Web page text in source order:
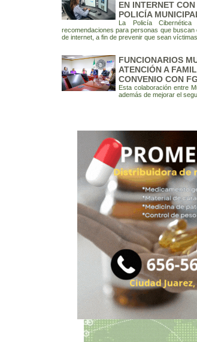
EN INTERNET
POLICÍA
La Policía
recomendaciones para personas que
de internet, a fin de prevenir que sean
FUNCIONARIOS
ATENCIÓN A
CONVENIO CON
Esta colaboración entre
además de mejorar el